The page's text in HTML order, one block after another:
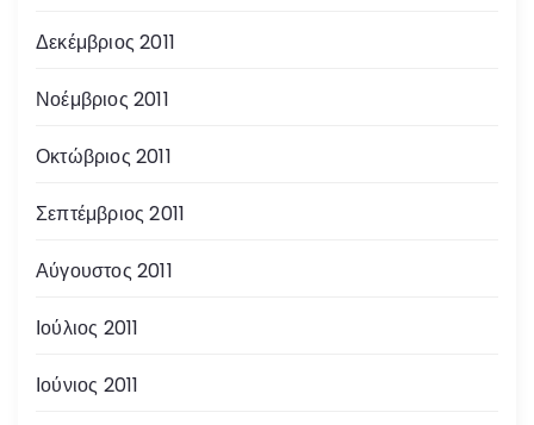
Δεκέμβριος 2011
Νοέμβριος 2011
Οκτώβριος 2011
Σεπτέμβριος 2011
Αύγουστος 2011
Ιούλιος 2011
Ιούνιος 2011